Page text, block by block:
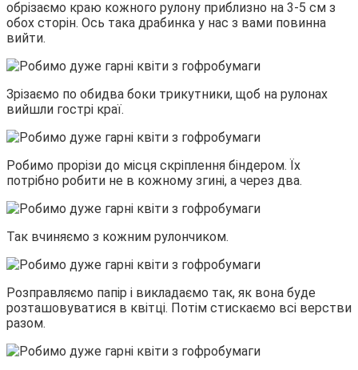
обрізаємо краю кожного рулону приблизно на 3-5 см з
обох сторін. Ось така драбинка у нас з вами повинна
вийти.
Зрізаємо по обидва боки трикутники, щоб на рулонах
вийшли гострі краї.
Робимо прорізи до місця скріплення біндером. Їх
потрібно робити не в кожному згині, а через два.
Так вчиняємо з кожним рулончиком.
Розправляємо папір і викладаємо так, як вона буде
розташовуватися в квітці. Потім стискаємо всі верстви
разом.